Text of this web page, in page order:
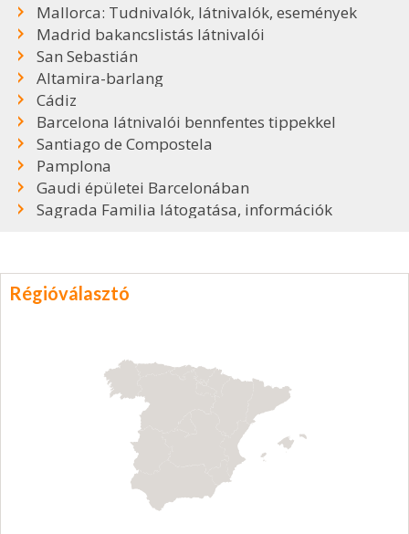
Mallorca: Tudnivalók, látnivalók, események
Madrid bakancslistás látnivalói
San Sebastián
Altamira-barlang
Cádiz
Barcelona látnivalói bennfentes tippekkel
Santiago de Compostela
Pamplona
Gaudi épületei Barcelonában
Sagrada Familia látogatása, információk
Régióválasztó